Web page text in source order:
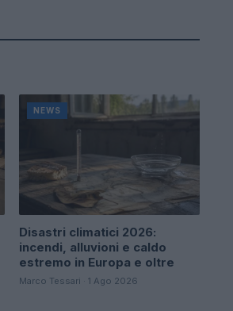
NEWS
Disastri climatici 2026:
incendi, alluvioni e caldo
estremo in Europa e oltre
Marco Tessari · 1 Ago 2026